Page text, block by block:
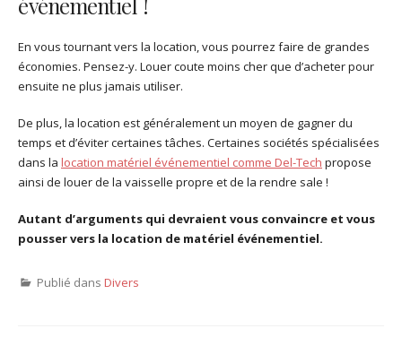
événementiel !
En vous tournant vers la location, vous pourrez faire de grandes
économies. Pensez-y. Louer coute moins cher que d’acheter pour
ensuite ne plus jamais utiliser.
De plus, la location est généralement un moyen de gagner du
temps et d’éviter certaines tâches. Certaines sociétés spécialisées
dans la location matériel événementiel comme Del-Tech propose
ainsi de louer de la vaisselle propre et de la rendre sale !
Autant d’arguments qui devraient vous convaincre et vous
pousser vers la location de matériel événementiel.
Publié dans Divers